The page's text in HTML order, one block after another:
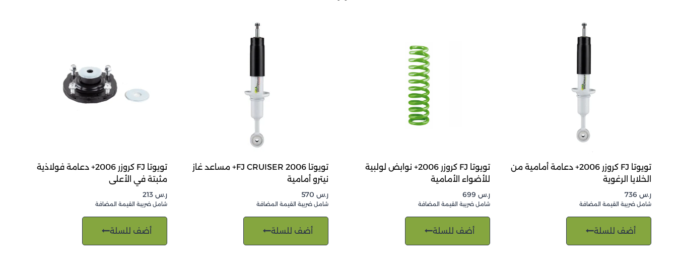
تويوتا FJ كروزر 2006+ دعامة أمامية من
الخلايا الرغوية
ر.س
شامل ضريبة القيمة المضافة
أضف للسلة
تويوتا FJ كروزر 2006+ نوابض لولبية
للأضواء الأمامية
ر.س
شامل ضريبة القيمة المضافة
أضف للسلة
تويوتا FJ CRUISER 2006+ مساعد غاز
نيترو أمامية
ر.س
شامل ضريبة القيمة المضافة
أضف للسلة
تويوتا FJ كروزر 2006+ دعامة فولاذية
مثبتة في الأعلى
ر.س 213
شامل ضريبة القيمة المضافة
أضف للسلة